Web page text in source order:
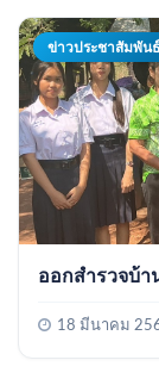
ข่าวประชาสัมพันธ์
ออกสำรวจบ้
18 มีนาคม